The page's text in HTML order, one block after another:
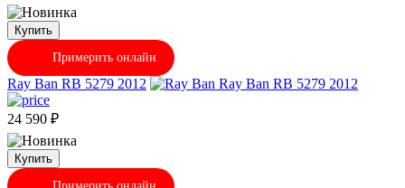
Купить
Примерить онлайн
Ray Ban RB 5279 2012
24 590 ₽
Купить